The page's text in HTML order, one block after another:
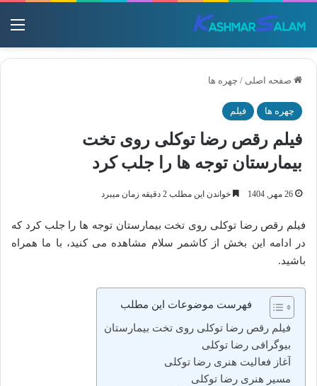
صفحه اصلی / چهره ها
چهره ها فیلم
فیلم رقص رضا توکلی روی تخت
بیمارستان توجه ها را جلب کرد
26 مهر, 1404 خواندن این مطلب 2 دقیقه زمان میبرد
فیلم رقص رضا توکلی روی تخت بیمارستان توجه ها را جلب کرد که
در ادامه این بخش از کاشمر سلام مشاهده می کنید، با ما همراه
باشید.
فهرست موضوعات این مطلب
فیلم رقص رضا توکلی روی تخت بیمارستان
بیوگرافی رضا توکلی
آغاز فعالیت هنری رضا توکلی
مسیر هنری رضا توکلی